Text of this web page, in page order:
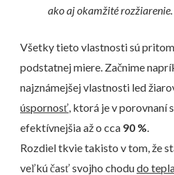
ako aj okamžité rozžiarenie.
Všetky tieto vlastnosti sú
podstatnej miere. Začnime
najznámejšej vlastnosti led
úspornosť , ktorá je v
efektívnejšia až o cca 90 %
Rozdiel tkvie takisto v tom, že
veľkú časť svojho chodudo